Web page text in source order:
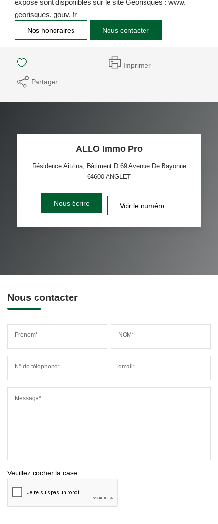
exposé sont disponibles sur le site Géorisques : www.
georisques. gouv. fr
Nos honoraires Nous contacter
Imprimer
Partager
ALLO Immo Pro
Résidence Aitzina, Bâtiment D 69 Avenue De Bayonne
64600 ANGLET
Nous écrire Voir le numéro
Nous contacter
Prénom* NOM*
N° de téléphone* email*
Message*
Veuillez cocher la case